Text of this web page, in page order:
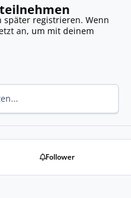
registrieren. Wenn
an, um mit deinem
Follower